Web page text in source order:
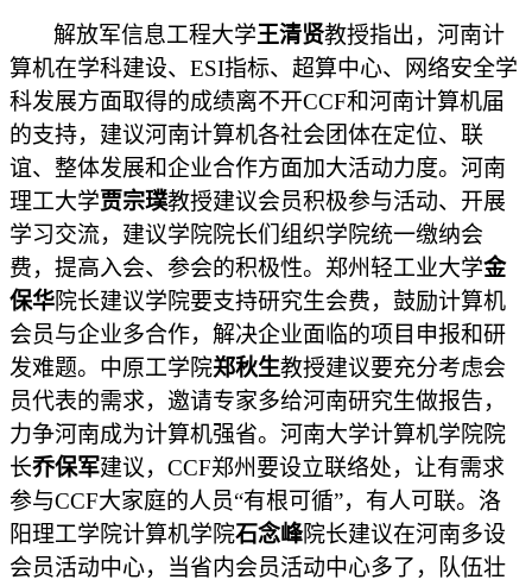
解放军信息工程大学王清贤教授指出，河南计
算机在学科建设、 ESI指标、超算中心、网络安全学
科发展方面取得的成绩离不开CCF和河南计算机届
的支持，建议河南计算机各社会团体在定位、联
谊、整体发展和企业合作方面加大活动力度。河南
理工大学贾宗璞教授建议会员积极参与活动、开展
学习交流，建议学院院长们组织学院统一缴纳会
费，提高入会、参会的积极性。郑州轻工业大学金
保华院长建议学院要支持研究生会费，鼓励计算机
会员与企业多合作，解决企业面临的项目申报和研
发难题。中原工学院郑秋生教授建议要充分考虑会
员代表的需求，邀请专家多给河南研究生做报告，
力争河南成为计算机强省。河南大学计算机学院院
长乔保军建议， CCF郑州要设立联络处，让有需求
参与CCF大家庭的人员“有根可循”，有人可联。洛
阳理工学院计算机学院石念峰院长建议在河南多设
会员活动中心，当省内会员活动中心多了，队伍壮